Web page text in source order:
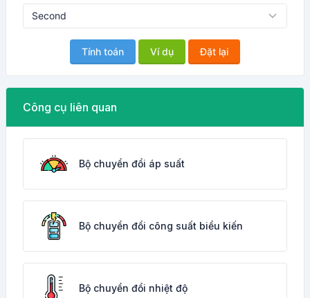
Tính toán Ví dụ Đặt lại
Công cụ liên quan
Bộ chuyển đổi áp suất
Bộ chuyển đổi công suất biểu kiến
Bộ chuyển đổi nhiệt độ